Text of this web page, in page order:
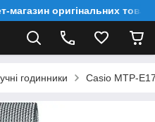
магазин оригінальних
годинники Casio MTP-